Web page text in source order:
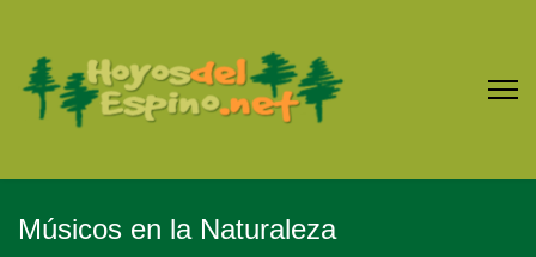
Músicos en la Naturaleza